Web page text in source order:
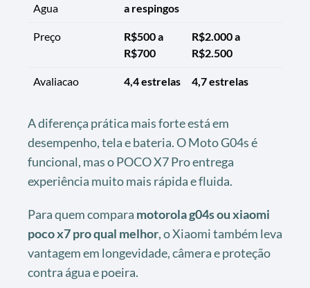
Agua
a respingos
Preço
R$500 a
R$700
R$2.000 a
R$2.500
Avaliacao 4,4 estrelas 4,7 estrelas
A diferença prática mais forte está em
desempenho, tela e bateria. O Moto G04s é
funcional, mas o POCO X7 Pro entrega
experiência muito mais rápida e fluida.
Para quem compara motorola g04s ou xiaomi
poco x7 pro qual melhor, o Xiaomi também leva
vantagem em longevidade, câmera e proteção
contra água e poeira.